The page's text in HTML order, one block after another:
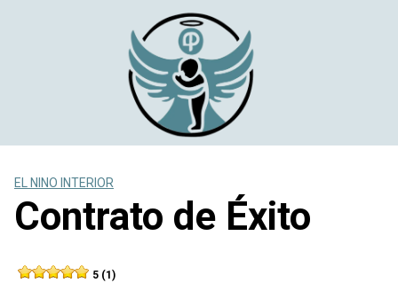
EL NINO INTERIOR
Contrato de Éxito
5 (1)